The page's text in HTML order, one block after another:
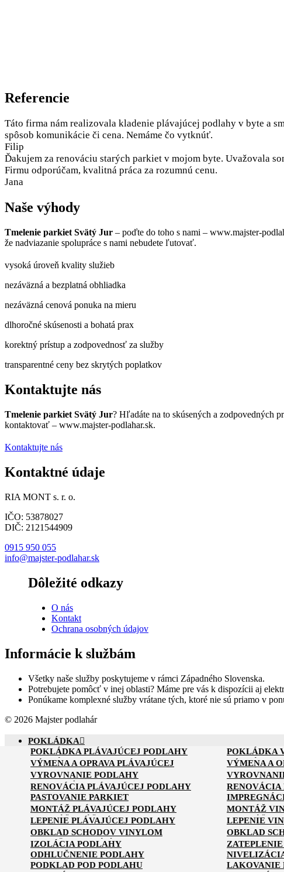
Referencie
Táto firma nám realizovala kladenie plávajúcej podlahy v byte a
spôsob komunikácie či cena. Nemáme čo vytknúť.
Filip
Ďakujem za renováciu starých parkiet v mojom byte. Uvažovala
Firmu odporúčam, kvalitná práca za rozumnú cenu.
Jana
Naše výhody
Tmelenie parkiet Svätý Jur – poďte do toho s nami – www.majster-
že nadviazanie spolupráce s nami nebudete ľutovať.
vysoká úroveň kvality služieb
nezáväzná a bezplatná obhliadka
nezáväzná cenová ponuka na mieru
dlhoročné skúsenosti a bohatá prax
korektný prístup a zodpovednosť za služby
transparentné ceny bez skrytých poplatkov
Kontaktujte nás
Tmelenie parkiet Svätý Jur? Hľadáte na to skúsených a zodpovedných
kontaktovať – www.majster-podlahar.sk.
Kontaktujte nás
Kontaktné údaje
RIA MONT s. r. o.
IČO: 53878027
DIČ: 2121544909
0915 950 055
info@majster-podlahar.sk
Dôležité odkazy
O nás
Kontakt
Ochrana osobných údajov
Informácie k službám
Všetky naše služby poskytujeme v rámci Západného Slovenska.
Potrebujete pomôcť v inej oblasti? Máme pre vás k dispozícii aj
Ponúkame komplexné služby vrátane tých, ktoré nie sú priamo v
© 2026 Majster podlahár
POKLÁDKA
POKLÁDKA PLÁVAJÚCEJ PODLAHY
POKLÁDKA
POKLÁDKA PVC PODLAHY
POKLÁDKA
VÝMENA A OPRAVA
VÝMENA A OPRAVA PLÁVAJÚCEJ
PODLAHY
VÝMENA A
PODLAHY
OPRAVA LAMINÁTOVÝCH PARKIET OPRAVA
VYROVNANIE
VYROVNANIE PODLAHY
POLYSTYRÉNOM
SUCHÉ VYROVNANIE PODLAHY
RENOVÁCIA
RENOVÁCIA PLÁVAJÚCEJ PODLAHY
RENOVÁCIA
PASTOVANIE PARKIET
VYLIEVANIE
MONTÁŽ
MONTÁŽ PLÁVAJÚCEJ PODLAHY
MONTÁŽ
MONTÁŽ DLÁŽKOVICE
MONTÁŽ
MONTÁŽ PRECHODOVÝCH LÍŠT
LEPENIE
LEPENIE PLÁVAJÚCEJ PODLAHY
LEPENIE
LEPENIE DREVENEJ PODLAHY
LEPENIE
OBKLAD SCHODOV
OBKLAD SCHODOV VINYLOM
OBKLAD
PROTIŠMYKOVÁ ÚPRAVA SCHODOV
OBKLAD NA
ĎALŠIE
IZOLÁCIA PODLAHY
ODHLUČNENIE PODLAHY
PODKLAD POD PODLAHU
LAKOVANIE
Search for: